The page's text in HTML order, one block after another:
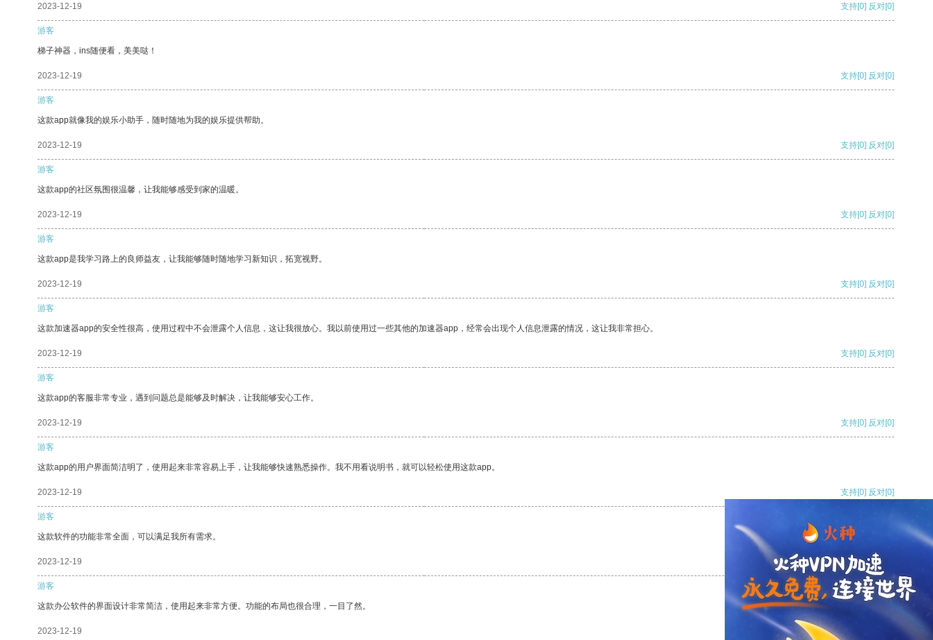
2023-12-19 支持[0] 反对[0]
游客
梯子神器，ins随便看，美美哒！
2023-12-19 支持[0] 反对[0]
游客
这款app就像我的娱乐小助手，随时随地为我的娱乐提供帮助。
2023-12-19 支持[0] 反对[0]
游客
这款app的社区氛围很温馨，让我能够感受到家的温暖。
2023-12-19 支持[0] 反对[0]
游客
这款app是我学习路上的良师益友，让我能够随时随地学习新知识，拓宽视野。
2023-12-19 支持[0] 反对[0]
游客
这款加速器app的安全性很高，使用过程中不会泄露个人信息，这让我很放心。我以前使用过一些其他的加速器app，经常会出现个人信息泄露的情况，这让我非常担心。
2023-12-19 支持[0] 反对[0]
游客
这款app的客服非常专业，遇到问题总是能够及时解决，让我能够安心工作。
2023-12-19 支持[0] 反对[0]
游客
这款app的用户界面简洁明了，使用起来非常容易上手，让我能够快速熟悉操作。我不用看说明书，就可以轻松使用这款app。
2023-12-19 支持[0] 反对[0]
游客
这款软件的功能非常全面，可以满足我所有需求。
2023-12-19 支持[0] 反对
游客
这款办公软件的界面设计非常简洁，使用起来非常方便。功能的布局也很合理，一目了然。
2023-12-19 支持